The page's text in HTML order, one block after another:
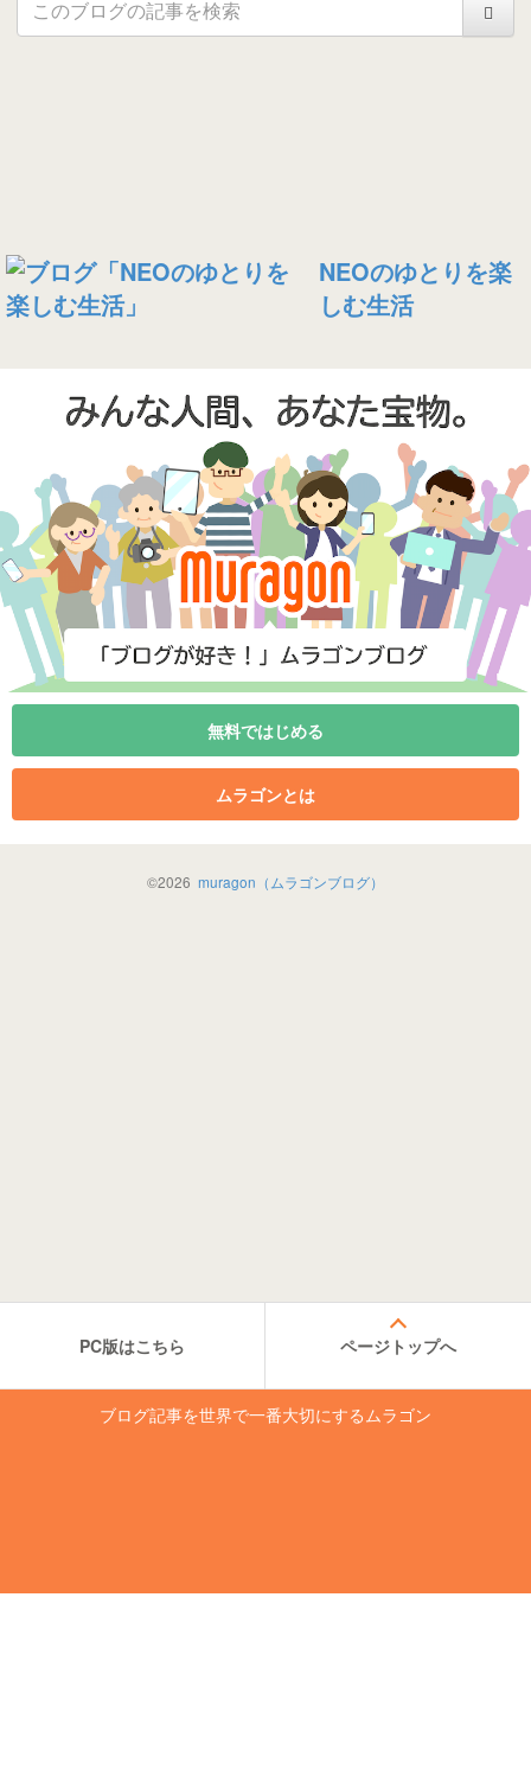
NEOのゆとりを楽
しむ生活
無料ではじめる
ムラゴンとは
©2026 muragon（ムラゴンブログ）
PC版はこちら ページトップへ
ブログ記事を世界で一番大切にするムラゴン